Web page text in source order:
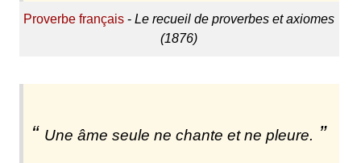
Proverbe français -Le recueil de proverbes et axiomes
(1876)
Une âme seule ne chante et ne pleure.